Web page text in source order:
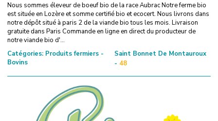
Nous sommes éleveur de boeuf bio de la race Aubrac Notre ferme bio
est située en Lozère et somme certifié bio et ecocert. Nous livrons dans
notre dépôt situé à paris 2 de la viande bio tous les mois. Livraison
gratuite dans Paris Commande en ligne en direct du producteur de
notre viande bio d'...
Catégories: Produits fermiers -
Bovins
Saint Bonnet De Montauroux
- 48